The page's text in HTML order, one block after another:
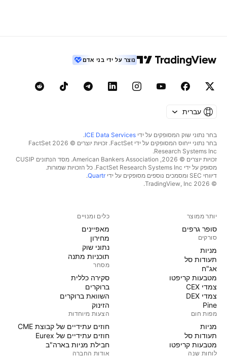
נוצר על ידי בני אדם
עברית
בחר נתוני שוק המסופקים על ידי ICE Data Services
.
בחר נתוני ייחוס המסופקים על ידי FactSet. זכויות יוצרים © 2026 ‏FactSet
Research Systems Inc.‏
זכויות יוצרים © 2026, ‏American Bankers Association. מסד הנתונים CUSIP
מסופק על ידי FactSet Research Systems Inc. כל הזכויות שמורות.
דיווחי SEC ומסמכים נוספים מסופקים על ידי
Quartr
.
© 2026 ‏TradingView, Inc.‏
יותר ממוצר
סופר גרפים
סורקים
מניות‏
תעודות סל
אג"ח
מטבעות קריפטו
צמדי CEX
צמדי DEX
Pine
מפות חום
מניות‏
תעודות סל
מטבעות קריפטו
לוחות שנה
כלים ומנויים
מאפיינים
מחירון
נתוני שוק
תוכניות מתנה
מסחר
סקירה כללית
ברוקרים
השוואת ברוקרים
הזינוק
הצעות מיוחדות
חוזים עתידיים של קבוצת CME
חוזים עתידיים של Eurex
חבילת מניות בארה"ב
אודות החברה